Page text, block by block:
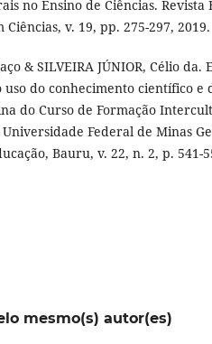
no Ensino de Ciências. Revista
Ciências, v. 19, pp. 275-297, 2019.
& SILVEIRA JÚNIOR, Célio da.
do conhecimento científico e
do Curso de Formação
Federal de Minas
Bauru, v. 22, n. 2, p. 541-
mesmo(s) autor(es)